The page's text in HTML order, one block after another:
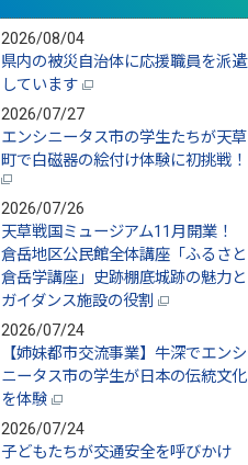
2026/08/04
県内の被災自治体に応援職員を派遣
しています
2026/07/27
エンシニータス市の学生たちが天草
町で白磁器の絵付け体験に初挑戦！
2026/07/26
天草戦国ミュージアム11月開業！
倉岳地区公民館全体講座「ふるさと
倉岳学講座」史跡棚底城跡の魅力と
ガイダンス施設の役割
2026/07/24
【姉妹都市交流事業】牛深でエンシ
ニータス市の学生が日本の伝統文化
を体験
2026/07/24
子どもたちが交通安全を呼びかけ